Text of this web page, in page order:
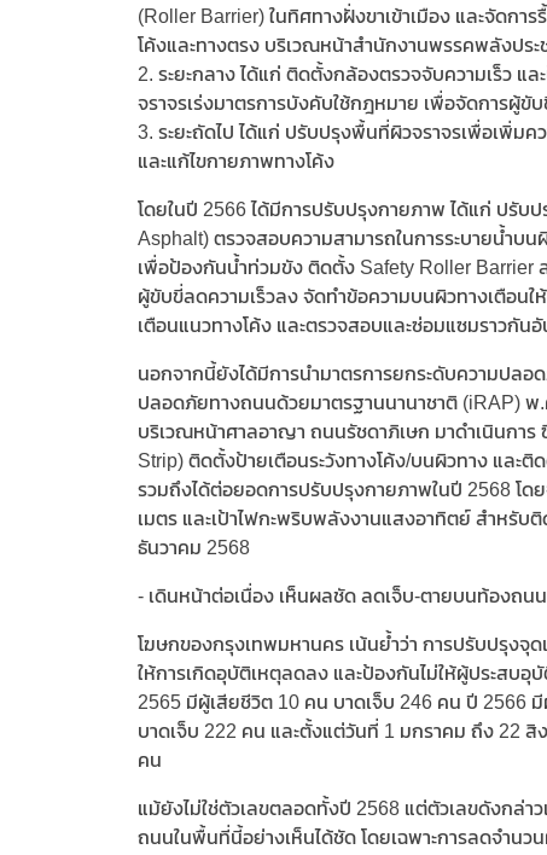
(Roller Barrier) ในทิศทางฝั่งขาเข้าเมือง และจัดกา
โค้งและทางตรง บริเวณหน้าสำนักงานพรรคพลังประ
2. ระยะกลาง ได้แก่ ติดตั้งกล้องตรวจจับความเร็ว แ
จราจรเร่งมาตรการบังคับใช้กฎหมาย เพื่อจัดการผู้ขั
3. ระยะถัดไป ได้แก่ ปรับปรุงพื้นที่ผิวจราจรเพื่อเพิ่ม
และแก้ไขกายภาพทางโค้ง
โดยในปี 2566 ได้มีการปรับปรุงกายภาพ ได้แก่ ปรั
Asphalt) ตรวจสอบความสามารถในการระบายน้ำบ
เพื่อป้องกันน้ำท่วมขัง ติดตั้ง Safety Roller Barrier
ผู้ขับขี่ลดความเร็วลง จัดทำข้อความบนผิวทางเตือนใ
เตือนแนวทางโค้ง และตรวจสอบและซ่อมแซมราวกัน
นอกจากนี้ยังได้มีการนำมาตรการยกระดับความปลอ
ปลอดภัยทางถนนด้วยมาตรฐานนานาชาติ (iRAP) พ
บริเวณหน้าศาลอาญา ถนนรัชดาภิเษก มาดำเนินกา
Strip) ติดตั้งป้ายเตือนระวังทางโค้ง/บนผิวทาง และติ
รวมถึงได้ต่อยอดการปรับปรุงกายภาพในปี 2568 โด
เมตร และเป้าไฟกะพริบพลังงานแสงอาทิตย์ สำหรับ
ธันวาคม 2568
- เดินหน้าต่อเนื่อง เห็นผลชัด ลดเจ็บ-ตายบนท้องถนน
โฆษกของกรุงเทพมหานคร เน้นย้ำว่า การปรับปรุง
ให้การเกิดอุบัติเหตุลดลง และป้องกันไม่ให้ผู้ประสบ
2565 มีผู้เสียชีวิต 10 คน บาดเจ็บ 246 คน ปี 2566
บาดเจ็บ 222 คน และตั้งแต่วันที่ 1 มกราคม ถึง 22
คน
แม้ยังไม่ใช่ตัวเลขตลอดทั้งปี 2568 แต่ตัวเลขดังกล่า
ถนนในพื้นที่นี้อย่างเห็นได้ชัด โดยเฉพาะการลดจำน